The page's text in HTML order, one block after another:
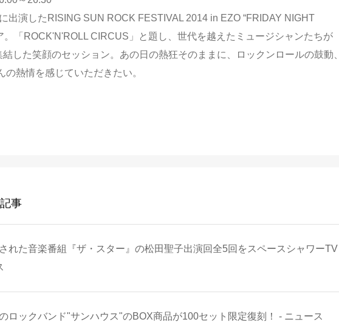
出演したRISING SUN ROCK FESTIVAL 2014 in EZO “FRIDAY NIGHT
。「ROCK'N'ROLL CIRCUS」と題し、世代を越えたミュージシャンたちが
した笑顔のセッション。あの日の熱狂そのままに、ロックンロールの鼓動、
熱情を感じていただきたい。
事
れた音楽番組『ザ・スター』の松田聖子出演回全5回をスペースシャワーTV
ロックバンド"サンハウス"のBOX商品が100セット限定復刻！ - ニュース